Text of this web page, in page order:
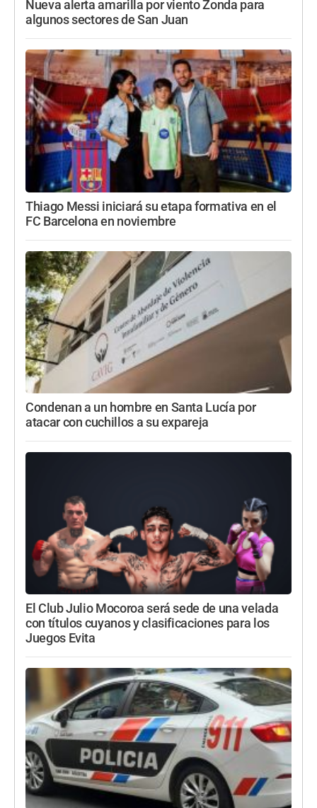
Nueva alerta amarilla por viento Zonda para
algunos sectores de San Juan
Thiago Messi iniciará su etapa formativa en el
FC Barcelona en noviembre
Condenan a un hombre en Santa Lucía por
atacar con cuchillos a su expareja
El Club Julio Mocoroa será sede de una velada
con títulos cuyanos y clasificaciones para los
Juegos Evita